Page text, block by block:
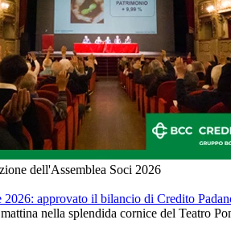
dell'Assemblea Soci 2026
2026: approvato il bilancio di Credito
nella splendida cornice del Teatro